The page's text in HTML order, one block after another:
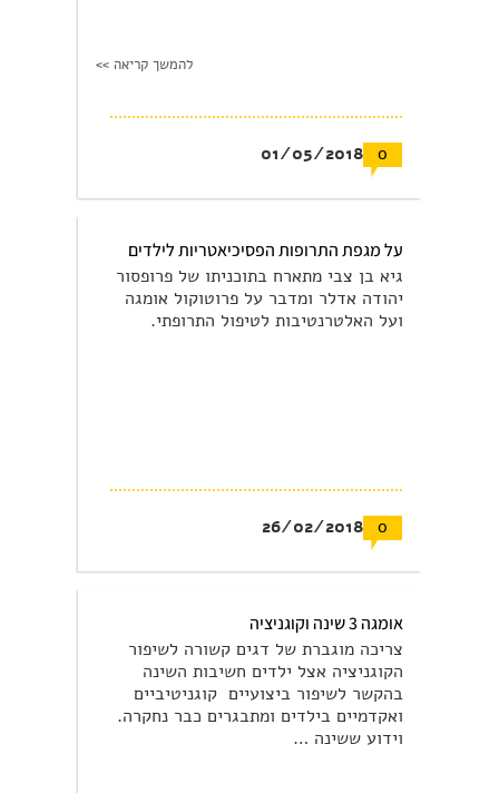
להמשך קריאה >>
0
01/05/2018
על מגפת התרופות הפסיכיאטריות לילדים
גיא בן צבי מתארח בתוכניתו של פרופסור
יהודה אדלר ומדבר על פרוטוקול אומגה
ועל האלטרנטיבות לטיפול התרופתי.
0
26/02/2018
אומגה 3 שינה וקוגניציה
צריכה מוגברת של דגים קשורה לשיפור
הקוגניציה אצל ילדים חשיבות השינה
בהקשר לשיפור ביצועיים קוגניטיביים
ואקדמיים בילדים ומתבגרים כבר נחקרה.
וידוע ששינה …